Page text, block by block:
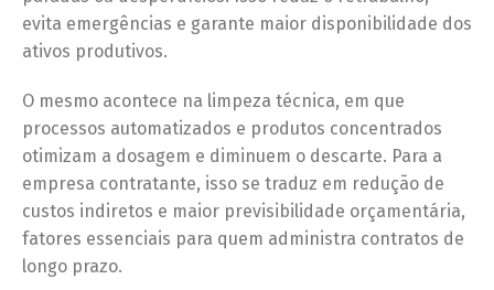
evita emergências e garante maior disponibilidade dos
ativos produtivos.
O mesmo acontece na limpeza técnica, em que
processos automatizados e produtos concentrados
otimizam a dosagem e diminuem o descarte. Para a
empresa contratante, isso se traduz em redução de
custos indiretos e maior previsibilidade orçamentária,
fatores essenciais para quem administra contratos de
longo prazo.